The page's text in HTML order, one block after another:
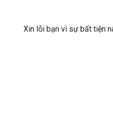
Xin lỗi bạn vì sự bất tiện